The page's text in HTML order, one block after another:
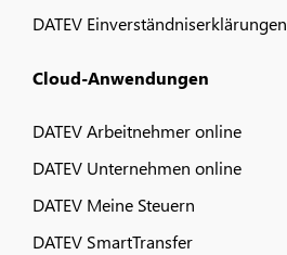
DATEV Einverständniserklärungen
Cloud-Anwendungen
DATEV Arbeitnehmer online
DATEV Unternehmen online
DATEV Meine Steuern
DATEV SmartTransfer